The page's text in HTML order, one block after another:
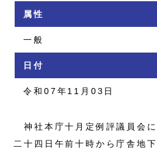
属性
一般
日付
令和07年11月03日
神社本庁十月定例評議員会
二十四日午前十時から庁舎地